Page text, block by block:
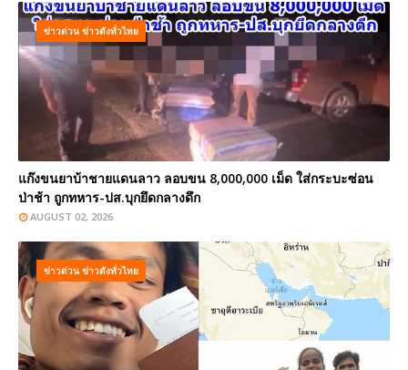
ข่าวด่วน ข่าวดังทั่วไทย
แก๊งขนยาบ้าชายแดนลาว ลอบขน 8,000,000 เม็ด ใส่กระบะซ่อน
ป่าช้า ถูกทหาร-ปส.บุกยึดกลางดึก
AUGUST 02, 2026
ข่าวด่วน ข่าวดังทั่วไทย